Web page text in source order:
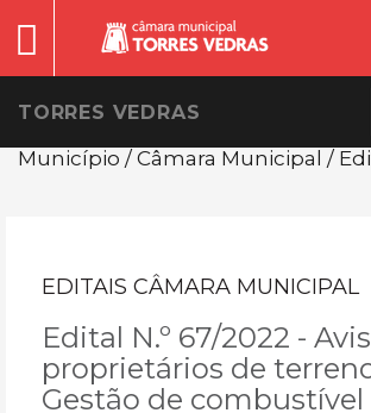
TORRES VEDRAS
Município / Câmara Municipal /
EDITAIS CÂMARA MUNICIPAL
Edital N.º 67/2022 -
proprietários de
Gestão de